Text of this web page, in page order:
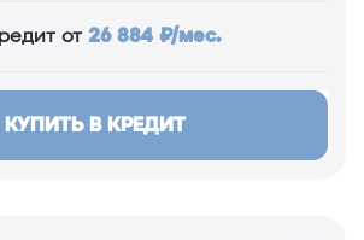
от 26 884 ₽/мес.
КУПИТЬ В КРЕДИТ